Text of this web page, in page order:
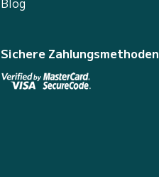
Sichere Zahlungsmethoden